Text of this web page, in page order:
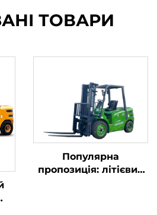
ТОВАРИ
Популярна
пропозиція: літієвий